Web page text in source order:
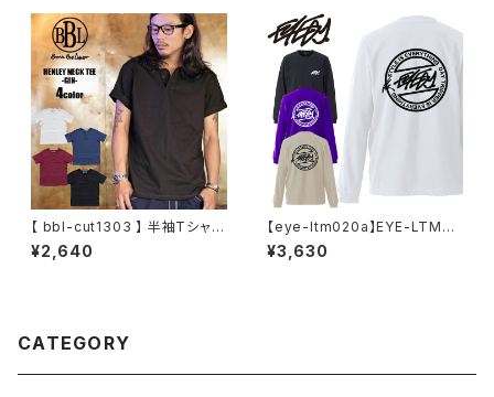
イト ナチュラル かっこいい おし
ゃれ 人気 安い ブランド 通勤 通
学 買い物 カジュアル メンズライ
ク ユニセックス
【 bbl-cut1303 】 半袖Tシャツ
ヘンリーネック ヘンリー ヘンリ
ーネックtシャツ カットソー 無地
¥2,640
【eye-ltm020a】EYE-LTM05
9 EYEDY アイディー 大きいサ
イズ メンズ ロングtシャツ ロンt
¥3,630
CATEGORY